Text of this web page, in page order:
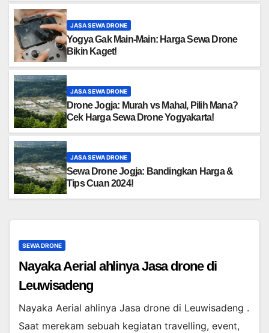
JASA SEWA DRONE
Yogya Gak Main-Main: Harga Sewa Drone
Bikin Kaget!
JASA SEWA DRONE
Drone Jogja: Murah vs Mahal, Pilih Mana?
Cek Harga Sewa Drone Yogyakarta!
JASA SEWA DRONE
Sewa Drone Jogja: Bandingkan Harga &
Tips Cuan 2024!
SEWA DRONE
Nayaka Aerial ahlinya Jasa drone di
Leuwisadeng
Nayaka Aerial ahlinya Jasa drone di Leuwisadeng .
Saat merekam sebuah kegiatan travelling, event,